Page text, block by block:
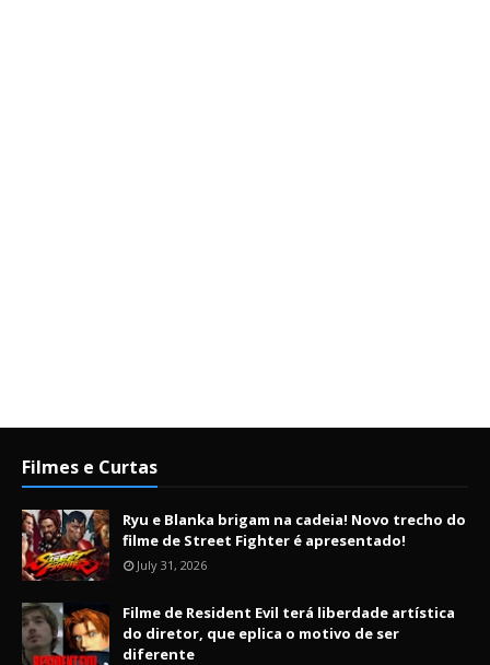
Filmes e Curtas
Ryu e Blanka brigam na cadeia! Novo trecho do
filme de Street Fighter é apresentado!
July 31, 2026
Filme de Resident Evil terá liberdade artística
do diretor, que eplica o motivo de ser
diferente